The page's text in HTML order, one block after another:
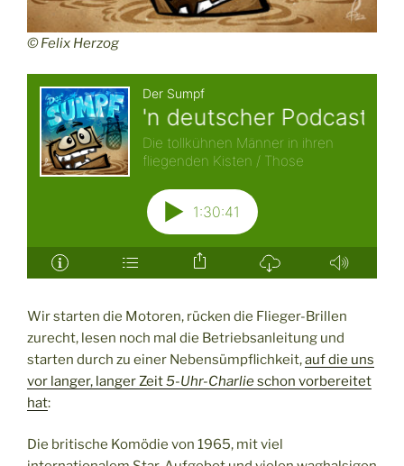
© Felix Herzog
Wir starten die Motoren, rücken die Flieger-Brillen
zurecht, lesen noch mal die Betriebsanleitung und
starten durch zu einer Nebensümpflichkeit,auf die uns
vor langer, langer Zeit5-Uhr-Charlieschon vorbereitet
hat:
Die britische Komödie von 1965, mit viel